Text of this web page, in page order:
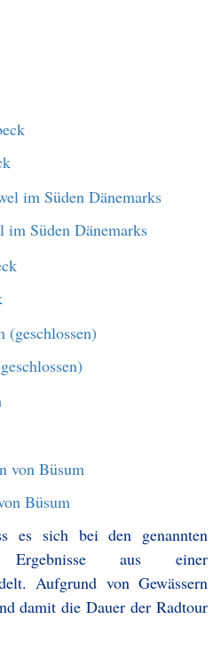
Süden Dänemarks
Büsum
es sich bei den genannten
Ergebnisse aus einer
Aufgrund von Gewässern
damit die Dauer der Radtour